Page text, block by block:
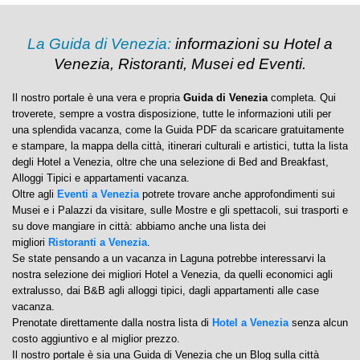
La Guida di Venezia: informazioni su Hotel a
Venezia, Ristoranti, Musei ed Eventi.
Il nostro portale è una vera e propriaGuida di Veneziacompleta. Qui
troverete, sempre a vostra disposizione, tutte le informazioni utili per
una splendida vacanza, come la Guida PDF da scaricare gratuitamente
e stampare, la mappa della città, itinerari culturali e artistici, tutta la lista
degli Hotel a Venezia, oltre che una selezione di Bed and Breakfast,
Alloggi Tipici e appartamenti vacanza.
Oltre agliEventi a Veneziapotrete trovare anche approfondimenti sui
Musei e i Palazzi da visitare, sulle Mostre e gli spettacoli, sui trasporti e
su dove mangiare in città: abbiamo anche una lista dei
miglioriRistoranti a Venezia.
Se state pensando a un vacanza in Laguna potrebbe interessarvi la
nostra selezione dei migliori Hotel a Venezia, da quelli economici agli
extralusso, dai B&B agli alloggi tipici, dagli appartamenti alle case
vacanza.